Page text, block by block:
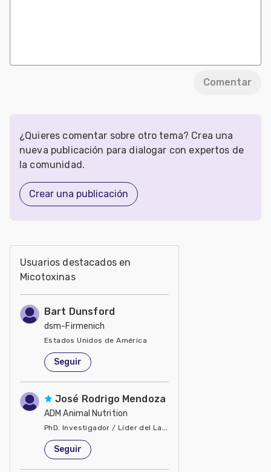
Comentar
¿Quieres comentar sobre otro tema? Crea una
nueva publicación para dialogar con expertos de
la comunidad.
Crear una publicación
Usuarios destacados en
Micotoxinas
Bart Dunsford
dsm-Firmenich
Estados Unidos de América
Seguir
José Rodrigo Mendoza
ADM Animal Nutrition
PhD. Investigador / Líder del Laboratorio de Microbiología
Estados Unidos de América
Seguir